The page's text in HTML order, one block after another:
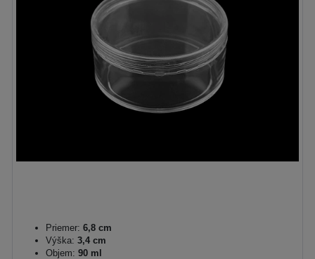
Priemer: 6,8 cm
Výška: 3,4 cm
Objem: 90 ml